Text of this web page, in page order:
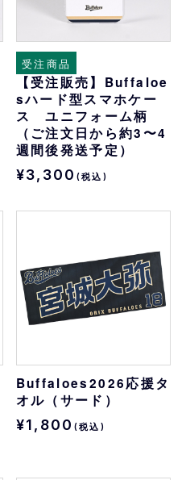
受注商品
【受注販売】Buffaloe
sハード型スマホケー
ス ユニフォーム柄
（ご注文日から約3〜4
週間後発送予定）
¥3,300 (税込)
Buffaloes2026応援タ
オル（サード）
¥1,800 (税込)